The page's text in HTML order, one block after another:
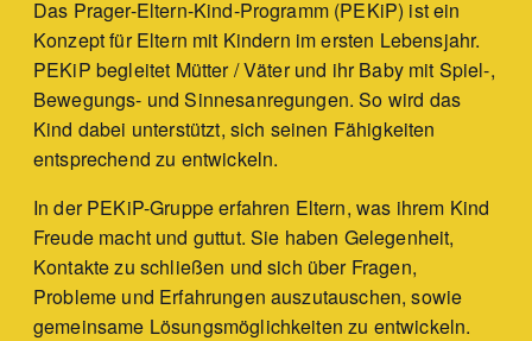
Das Prager-Eltern-Kind-Programm (PEKiP) ist ein
Konzept für Eltern mit Kindern im ersten Lebensjahr.
PEKiP begleitet Mütter / Väter und ihr Baby mit Spiel-,
Bewegungs- und Sinnesanregungen. So wird das
Kind dabei unterstützt, sich seinen Fähigkeiten
entsprechend zu entwickeln.
In der PEKiP-Gruppe erfahren Eltern, was ihrem Kind
Freude macht und guttut. Sie haben Gelegenheit,
Kontakte zu schließen und sich über Fragen,
Probleme und Erfahrungen auszutauschen, sowie
gemeinsame Lösungsmöglichkeiten zu entwickeln.